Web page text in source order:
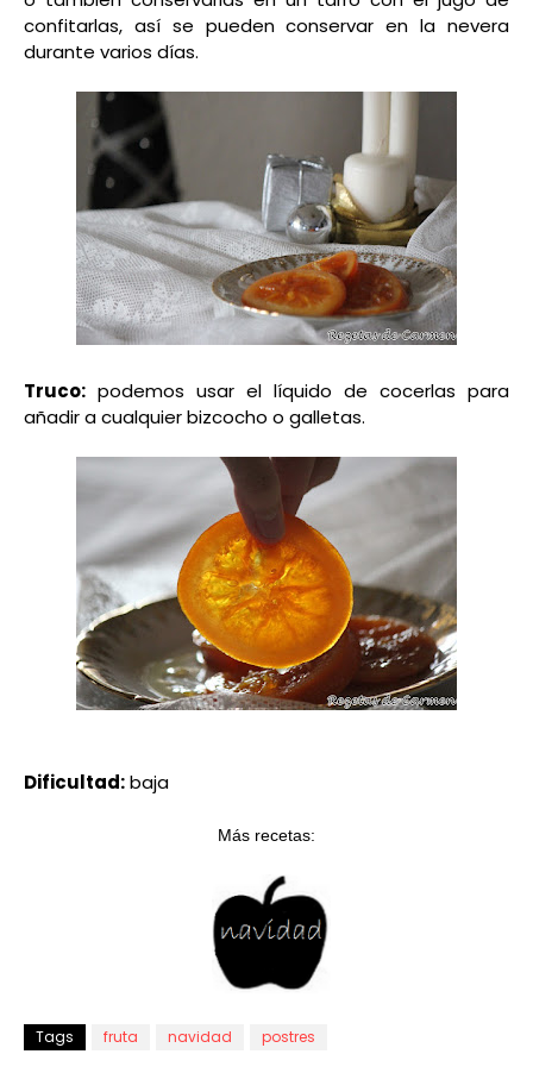
confitarlas, así se pueden conservar en la nevera
durante varios días.
Truco: podemos usar el líquido de cocerlas para
añadir a cualquier bizcocho o galletas.
Dificultad:baja
Más recetas:
Tags fruta navidad postres